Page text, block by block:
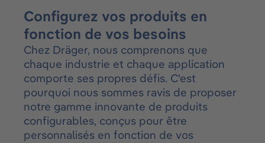
Configurez vos produits en
fonction de vos besoins
Chez Dräger, nous comprenons que
chaque industrie et chaque application
comporte ses propres défis. C'est
pourquoi nous sommes ravis de proposer
notre gamme innovante de produits
configurables, conçus pour être
personnalisés en fonction de vos